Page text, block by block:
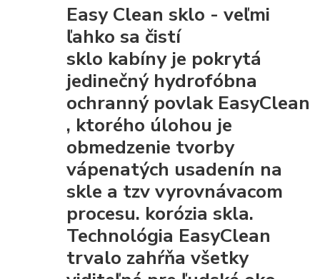
Easy Clean sklo - veľmi
ľahko sa čistí
sklo kabíny je pokrytá
jedinečný hydrofóbna
ochranný povlak EasyClean
, ktorého úlohou je
obmedzenie tvorby
vápenatých usadenín na
skle a tzv vyrovnávacom
procesu. korózia skla.
Technológia EasyClean
trvalo zahŕňa všetky